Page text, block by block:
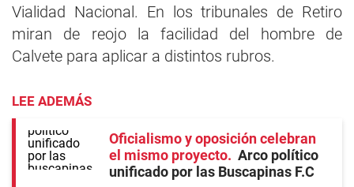
Vialidad Nacional. En los tribunales de Retiro
miran de reojo la facilidad del hombre de
Calvete para aplicar a distintos rubros.
LEE ADEMÁS
Oficialismo y oposición celebran
el mismo proyecto
Arco político
unificado por las Buscapinas F.C